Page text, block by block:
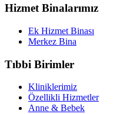
Hizmet Binalarımız
Ek Hizmet Binası
Merkez Bina
Tıbbi Birimler
Kliniklerimiz
Özellikli Hizmetler
Anne & Bebek